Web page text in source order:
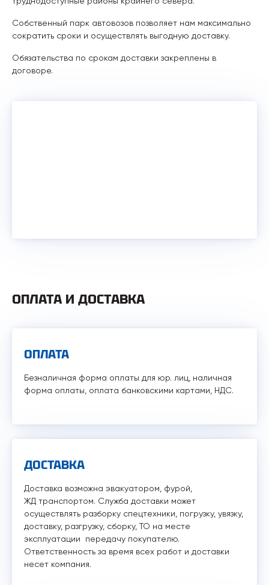
Собственный парк автовозов позволяет нам максимально
сократить сроки и осуществлять выгодную доставку.
Обязательства по срокам доставки закреплены в
договоре.
ОПЛАТА И ДОСТАВКА
ОПЛАТА
Безналичная форма оплаты для юр. лиц, наличная
форма оплаты, оплата банковскими картами, НДС.
ДОСТАВКА
Доставка возможна эвакуатором, фурой,
ЖД транспортом. Служба доставки может
осуществлять разборку спецтехники, погрузку, увязку,
доставку, разгрузку, сборку, ТО на месте
эксплуатации передачу покупателю.
Ответственность за время всех работ и доставки
несет компания.